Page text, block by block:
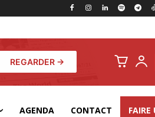
REGARDER →
AGENDA CONTACT FAIRE